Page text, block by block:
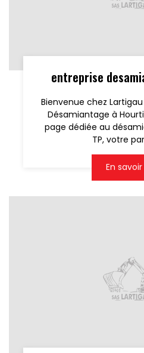
entreprise
Bienvenue chez
Désamiantage à
page dédiée au
TP, votre
En